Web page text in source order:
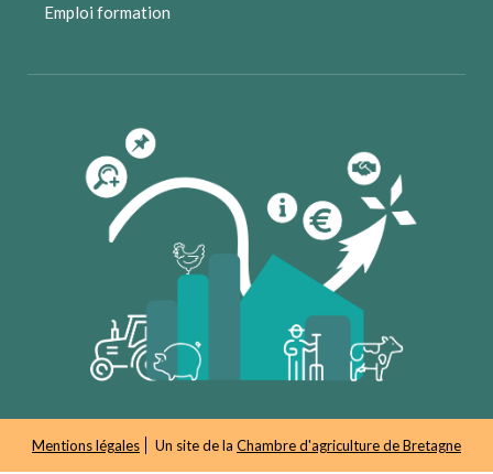
Emploi formation
Mentions légales Un site de la Chambre d'agriculture de Bretagne